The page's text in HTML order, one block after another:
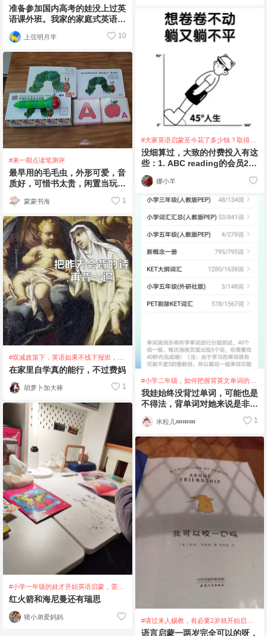
需，你怎么看？
准备参加国内高考的娃没上过英
语课外班。我家的家庭式英语教
育以原版阅读为主￼，早上听
TED，中午看英
上弦明月半 10
#来一期点读笔测评
最早用的毛毛虫，外形可爱，音
质好，可惜书太贵，闲置当玩具
了。然后换的小达人，虽然安装
点读包比较麻
蒙蒙书海 1
#双减政策下，英语如果不线下报班，在
家自学，能不能行？
在家里自学真的能行，不过费妈
胡萝卜加大棒 1
#小学一年级的娃才开始英语启蒙，需要
入哪些书和工具？
红火箭和海尼曼还有瑞思
猪小弟爱妈妈
#大家英语启蒙至今花了多少钱？取得的
效果如何
没细算过，大致的付费投入有这
些：1. ABC reading的会员2.
日常的英文绘本3. 牛
娜小羊
#小学二年级，如何把握背英文单词的
度？
我娃始终没背过单词，可能也是
不得法，背单词对她来说是非常
痛苦的事，所以干脆就放弃了事
倍功半的这个事。
米粒儿💤💤💤 1
#请过来人赐教，有必要2岁就开始启蒙
英语吗？
语言启蒙一两岁完全可以的呀，